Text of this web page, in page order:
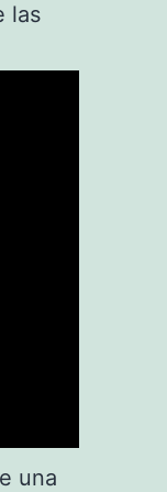
las
una